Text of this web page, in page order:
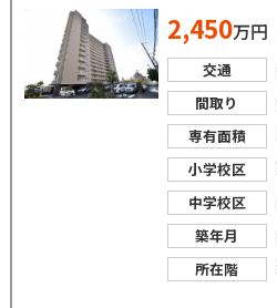
2,450万円
交通
間取り
専有面積
小学校区
中学校区
築年月
所在階